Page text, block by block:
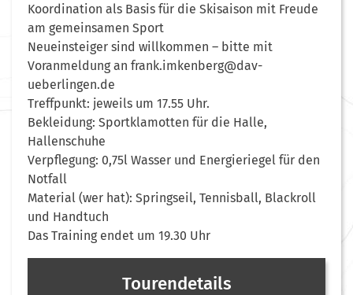
Koordination als Basis für die Skisaison mit Freude
am gemeinsamen Sport
Neueinsteiger sind willkommen – bitte mit
Voranmeldung an frank.imkenberg@dav-
ueberlingen.de
Treffpunkt: jeweils um 17.55 Uhr.
Bekleidung: Sportklamotten für die Halle,
Hallenschuhe
Verpflegung: 0,75l Wasser und Energieriegel für den
Notfall
Material (wer hat): Springseil, Tennisball, Blackroll
und Handtuch
Das Training endet um 19.30 Uhr
Tourendetails